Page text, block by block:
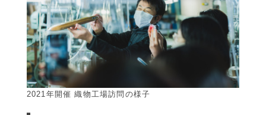
2021年開催 織物工場訪問の様子